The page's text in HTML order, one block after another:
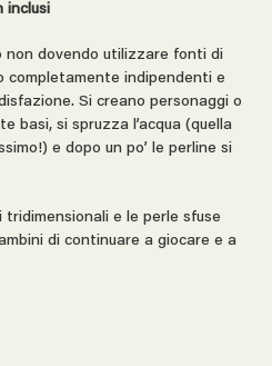
inclusi
non dovendo utilizzare fonti di
completamente indipendenti e
Si creano personaggi o
basi, si spruzza l’acqua (quella
e dopo un po’ le perline si
e le perle sfuse
di continuare a giocare e a